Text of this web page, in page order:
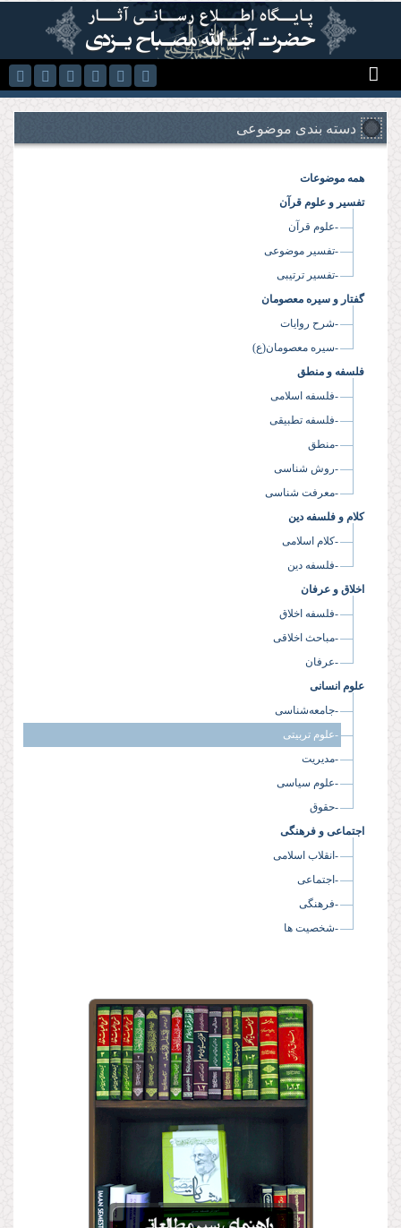
رفتن به محتوای اصلی
دسته بندی موضوعی
همه موضوعات
تفسیر و علوم قرآن
-علوم قرآن
-تفسیر موضوعی
-تفسیر ترتیبی
گفتار و سیره معصومان
-شرح روایات
-سیره معصومان(ع)
فلسفه و منطق
-فلسفه اسلامی
-فلسفه تطبیقی
-منطق
-روش شناسی
-معرفت شناسی
کلام و فلسفه دین
-کلام اسلامی
-فلسفه دین
اخلاق و عرفان
-فلسفه اخلاق
-مباحث اخلاقی
-عرفان
علوم انسانی
-جامعه‌شناسی
-علوم تربیتی
-مدیریت
-علوم سیاسی
-حقوق
اجتماعی و فرهنگی
-انقلاب اسلامی
-اجتماعی
-فرهنگی
-شخصیت ها